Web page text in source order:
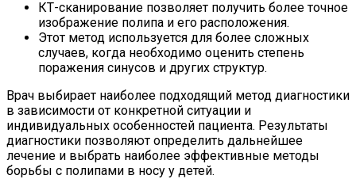
КТ-сканирование позволяет получить более точное
изображение полипа и его расположения.
Этот метод используется для более сложных
случаев, когда необходимо оценить степень
поражения синусов и других структур.
Врач выбирает наиболее подходящий метод диагностики
в зависимости от конкретной ситуации и
индивидуальных особенностей пациента. Результаты
диагностики позволяют определить дальнейшее
лечение и выбрать наиболее эффективные методы
борьбы с полипами в носу у детей.